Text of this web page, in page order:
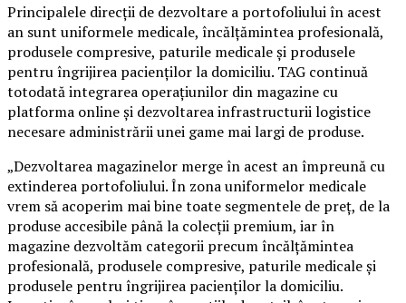
Principalele direcții de dezvoltare a portofoliului în acest
an sunt uniformele medicale, încălțămintea profesională,
produsele compresive, paturile medicale și produsele
pentru îngrijirea pacienților la domiciliu. TAG continuă
totodată integrarea operațiunilor din magazine cu
platforma online și dezvoltarea infrastructurii logistice
necesare administrării unei game mai largi de produse.
„Dezvoltarea magazinelor merge în acest an împreună cu
extinderea portofoliului. În zona uniformelor medicale
vrem să acoperim mai bine toate segmentele de preț, de la
produse accesibile până la colecții premium, iar în
magazine dezvoltăm categorii precum încălțămintea
profesională, produsele compresive, paturile medicale și
produsele pentru îngrijirea pacienților la domiciliu.